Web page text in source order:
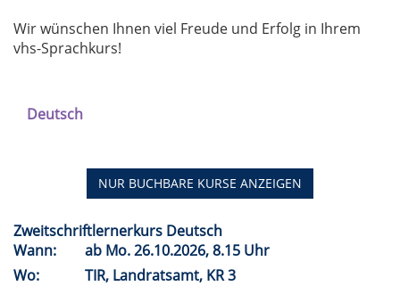
Wir wünschen Ihnen viel Freude und Erfolg in Ihrem
vhs-Sprachkurs!
Deutsch
NUR BUCHBARE KURSE ANZEIGEN
Zweitschriftlernerkurs Deutsch
Wann:
ab Mo.26.10.2026, 8.15 Uhr
Wo:
TIR, Landratsamt, KR 3